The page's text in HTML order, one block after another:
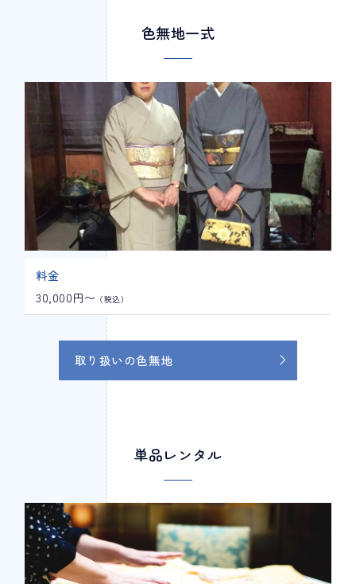
色無地一式
料金
30,000円〜 （税込）
取り扱いの色無地
単品レンタル